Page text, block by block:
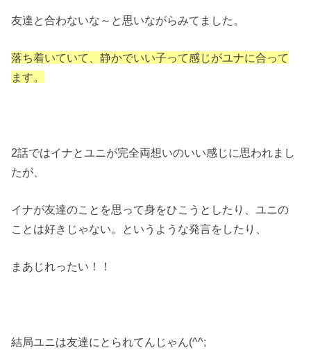
友達と合わないな～と思いながらみてました。
落ち着いていて、静かでいい子って感じがユナに合って
ます。
2話ではイナとユニが完全両想いのいい感じに思われまし
たが、
イナが友達のことを思って身をひこうとしたり、ユニの
ことは好きじゃない。というような発言をしたり、
まあじれったい！！
結局ユニは友達にとられてんじゃん(^^;